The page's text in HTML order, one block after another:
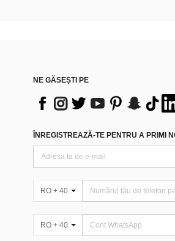
NE GĂSEȘTI PE
ÎNREGISTREAZĂ-TE PENTRU A PRIMI
RO + 40
RO + 40